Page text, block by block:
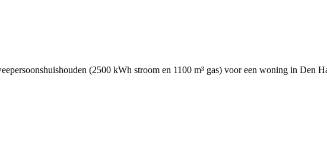
(2500 kWh stroom en 1100 m³ gas) voor een woning in Den